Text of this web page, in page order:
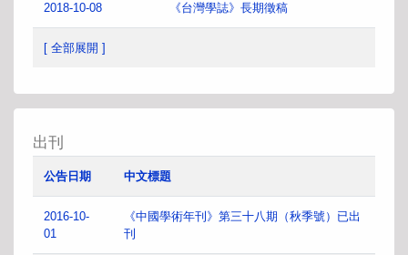
2018-10-08 《台灣學誌》長期徵稿
[ 全部展開 ]
出刊
公告日期 中文標題
2016-10-
01
《中國學術年刊》第三十八期（秋季號）已出
刊